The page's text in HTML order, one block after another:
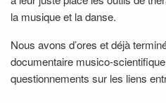
la musique et la danse.
Nous avons d’ores et déjà
documentaire musico-
questionnements sur les liens